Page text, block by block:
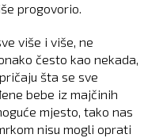
progovorio.
više i više, ne
često kao nekada,
šta se sve
bebe iz majčinih
mjesto, tako nas
nisu mogli oprati